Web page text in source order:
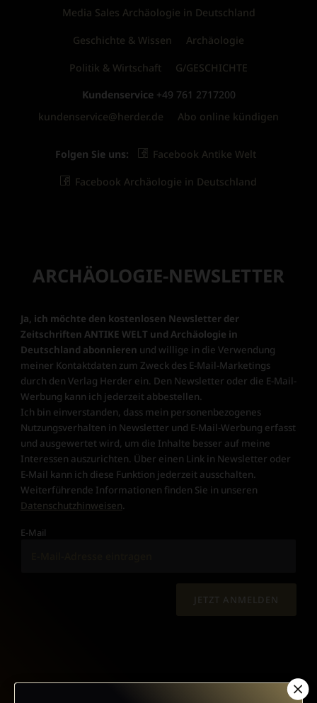
Media Sales Archäologie in Deutschland
Geschichte & Wissen Archäologie
Politik & Wirtschaft G/GESCHICHTE
Kundenservice +49 761 2717200
kundenservice@herder.de
Abo online kündigen
Folgen Sie uns: Facebook Antike Welt
Facebook Archäologie in Deutschland
ARCHÄOLOGIE-NEWSLETTER
Ja, ich möchte den kostenlosen Newsletter der
Zeitschriften ANTIKE WELT und Archäologie in
Deutschland abonnieren und willige in die Verwendung
meiner Kontaktdaten zum Zweck des E-Mail-Marketings
durch den Verlag Herder ein. Den Newsletter oder die E-Mail-
Werbung kann ich jederzeit abbestellen.
Ich bin einverstanden, dass mein personenbezogenes
Nutzungsverhalten in Newsletter und E-Mail-Werbung erfasst
und ausgewertet wird, um die Inhalte besser auf meine
Interessen auszurichten. Über einen Link in Newsletter oder
E-Mail kann ich diese Funktion jederzeit ausschalten.
Weiterführende Informationen finden Sie in unseren
Datenschutzhinweisen.
E-Mail
JETZT ANMELDEN